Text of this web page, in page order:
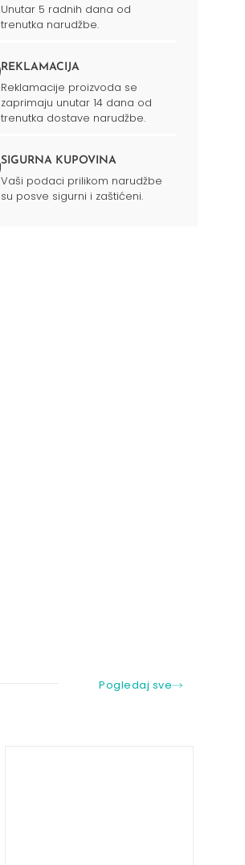
Unutar 5 radnih dana od
trenutka narudžbe.
REKLAMACIJA
Reklamacije proizvoda se
zaprimaju unutar 14 dana od
trenutka dostave narudžbe.
SIGURNA KUPOVINA
Vaši podaci prilikom narudžbe
su posve sigurni i zaštićeni.
Pogledaj sve